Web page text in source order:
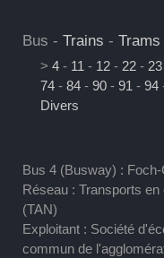
Bus - Trains - Trams
> 4 - 11 - 12 - 22 - 23
74 - 84 - 90 - 91 - 94
Divers
Bus 4 (Busway) :
Réseau : Transports
(TAN)
Exploitant : Société
commun de